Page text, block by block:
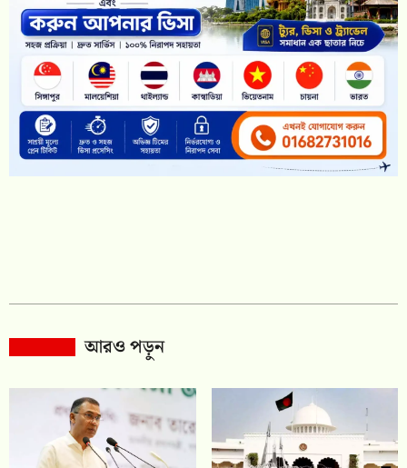
আরও পড়ুন